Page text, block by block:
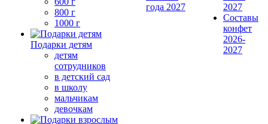
800 г
1000 г
Подарки детям
детям
сотрудников
в детский сад
в школу
мальчикам
девочкам
года 2027
2027
Составы
конфет
2026-
2027